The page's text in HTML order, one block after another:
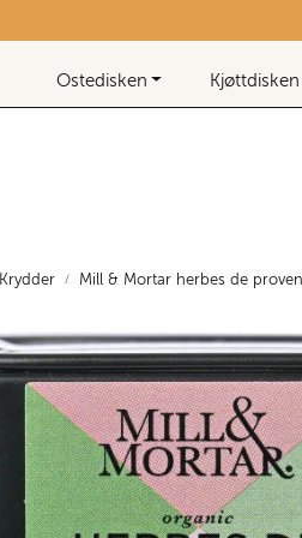
Ostedisken Kjøttdisken
Krydder Mill & Mortar herbes de